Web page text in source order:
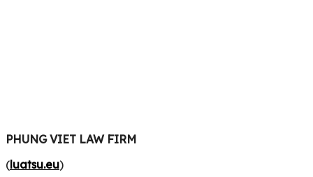
PHUNG VIET LAW FIRM
(luatsu.eu)